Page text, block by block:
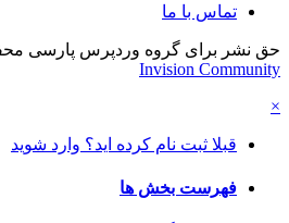
تماس با ما
حق نشر برای گروه وردپرس پارسی
Invision Community
×
قبلا ثبت نام کرده اید؟ وارد شوید
فهرست بخش ها